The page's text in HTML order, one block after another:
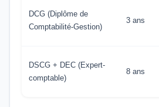
DCG (Diplôme de
Comptabilité-Gestion)
3 ans
DSCG + DEC (Expert-
comptable)
8 ans